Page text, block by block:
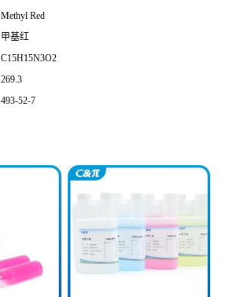
Methyl Red
甲基红
C15H15N3O2
269.3
493-52-7